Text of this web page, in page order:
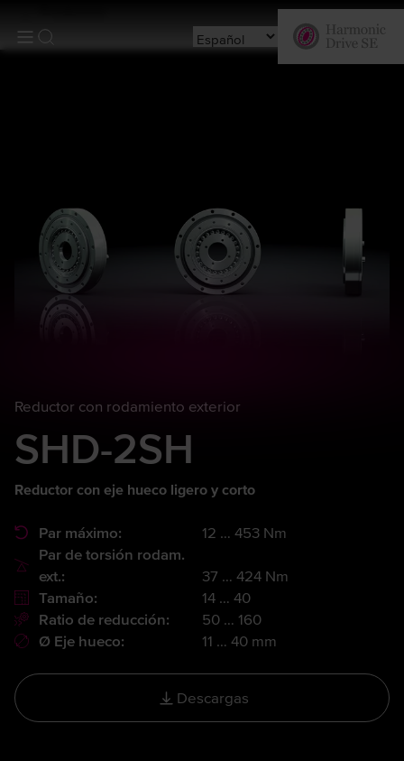
Reductor con rodamiento exterior
SHD-2SH
Reductor con eje hueco ligero y corto
Par máximo:
12 … 453 Nm
Par de torsión rodam.
ext.:
37 … 424 Nm
Tamaño:
14 … 40
Ratio de reducción:
50 … 160
Ø Eje hueco:
11 … 40 mm
Descargas